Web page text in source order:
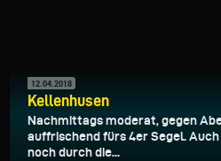
12.04.2018
Kellenhusen
Nachmittags moderat, gegen
auffrischend fürs 4er Segel.
noch durch die...